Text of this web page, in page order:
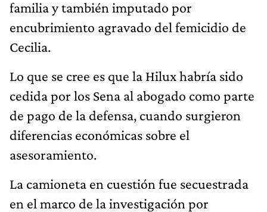
familia y también imputado por
encubrimiento agravado del femicidio de
Cecilia.
Lo que se cree es que la Hilux habría sido
cedida por los Sena al abogado como parte
de pago de la defensa, cuando surgieron
diferencias económicas sobre el
asesoramiento.
La camioneta en cuestión fue secuestrada
en el marco de la investigación por